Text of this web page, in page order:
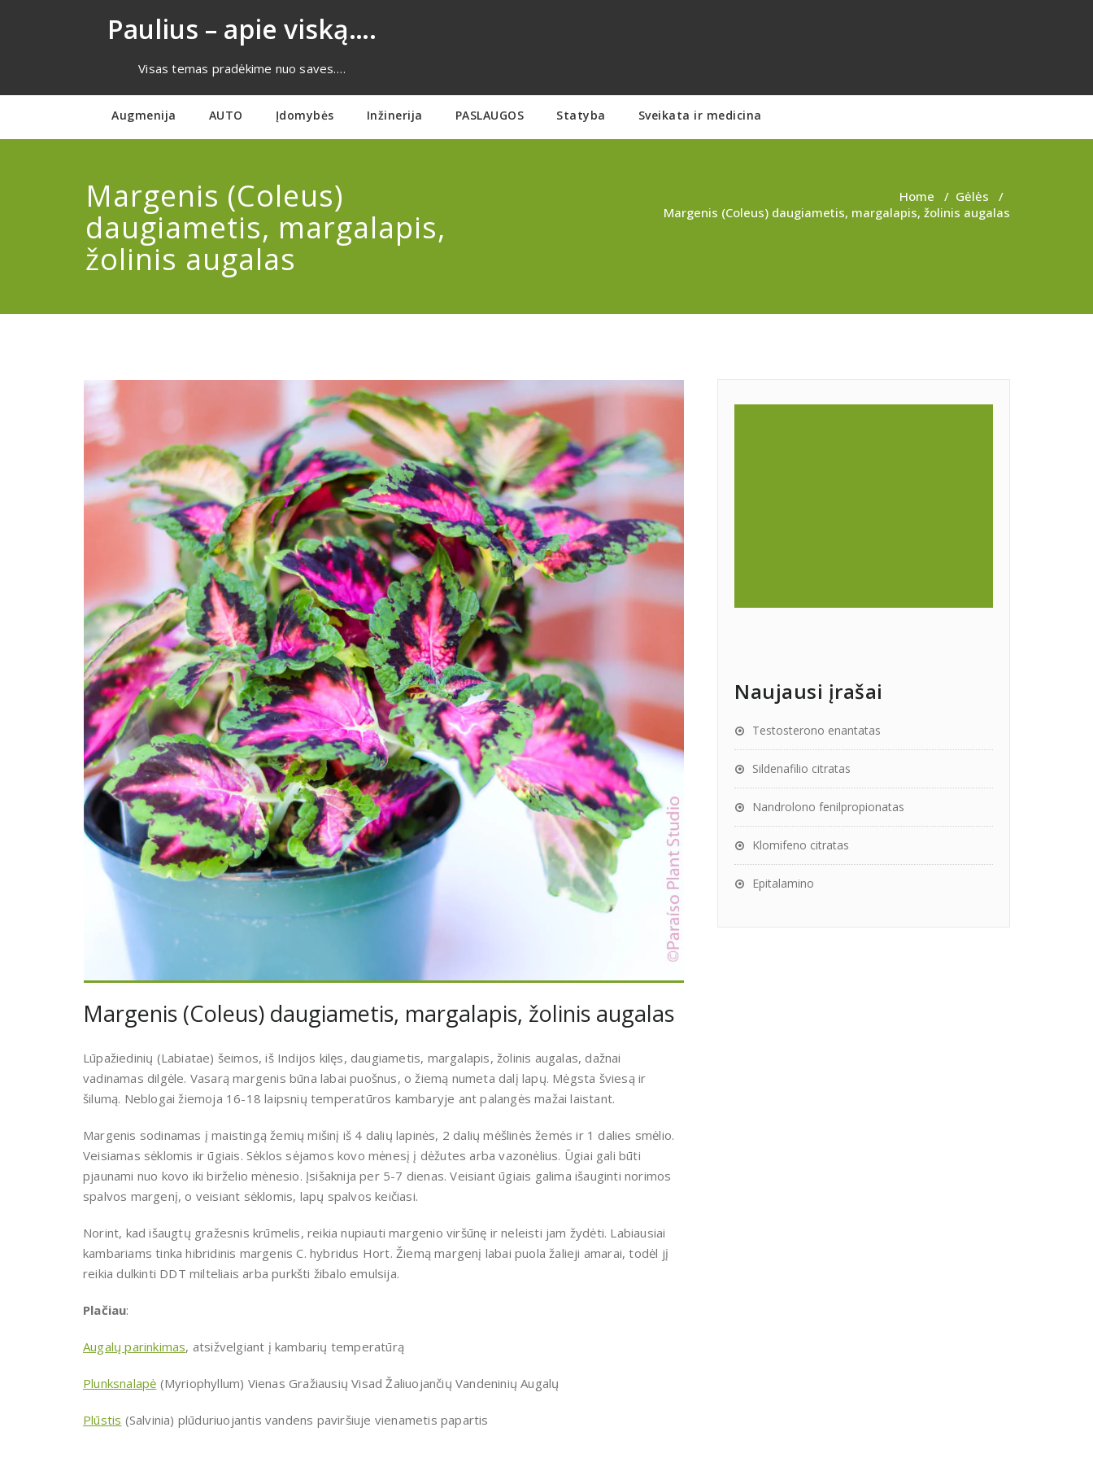
Paulius – apie viską….
Visas temas pradėkime nuo saves….
Augmenija AUTO Įdomybės Inžinerija PASLAUGOS Statyba Sveikata ir medicina
Margenis (Coleus)
daugiametis, margalapis,
žolinis augalas
Home / Gėlės /
Margenis (Coleus) daugiametis, margalapis, žolinis augalas
Margenis (Coleus) daugiametis, margalapis, žolinis augalas
Lūpažiedinių (Labiatae) šeimos, iš Indijos kilęs, daugiametis, margalapis, žolinis augalas, dažnai
vadinamas dilgėle. Vasarą margenis būna labai puošnus, o žiemą numeta dalį lapų. Mėgsta šviesą ir
šilumą. Neblogai žiemoja 16-18 laipsnių temperatūros kambaryje ant palangės mažai laistant.
Margenis sodinamas į maistingą žemių mišinį iš 4 dalių lapinės, 2 dalių mėšlinės žemės ir 1 dalies smėlio.
Veisiamas sėklomis ir ūgiais. Sėklos sėjamos kovo mėnesį į dėžutes arba vazonėlius. Ūgiai gali būti
pjaunami nuo kovo iki birželio mėnesio. Įsišaknija per 5-7 dienas. Veisiant ūgiais galima išauginti norimos
spalvos margenį, o veisiant sėklomis, lapų spalvos keičiasi.
Norint, kad išaugtų gražesnis krūmelis, reikia nupiauti margenio viršūnę ir neleisti jam žydėti. Labiausiai
kambariams tinka hibridinis margenis C. hybridus Hort.Žiemą margenį labai puola žalieji amarai, todėl jį
reikia dulkinti DDT milteliais arba purkšti žibalo emulsija.
Plačiau:
Augalų parinkimas, atsižvelgiant į kambarių temperatūrą
Plunksnalapė (Myriophyllum) Vienas Gražiausių Visad Žaliuojančių Vandeninių Augalų
Plūstis (Salvinia) plūduriuojantis vandens paviršiuje vienametis papartis
Naujausi įrašai
Testosterono enantatas
Sildenafilio citratas
Nandrolono fenilpropionatas
Klomifeno citratas
Epitalamino